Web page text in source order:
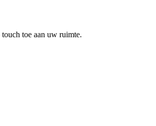
toe aan uw ruimte.